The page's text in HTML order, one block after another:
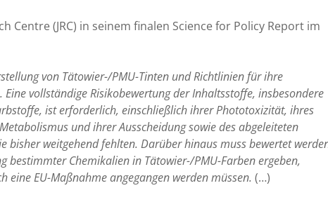
Centre (JRC) in seinem finalen Science for Policy Report im
von Tätowier-/PMU-Tinten und Richtlinien für ihre
vollständige Risikobewertung der Inhaltsstoffe, insbesondere
ist erforderlich, einschließlich ihrer Phototoxizität, ihres
und ihrer Ausscheidung sowie des abgeleiteten
bisher weitgehend fehlten. Darüber hinaus muss bewertet
bestimmter Chemikalien in Tätowier-/PMU-Farben ergeben,
EU-Maßnahme angegangen werden müssen. (…)